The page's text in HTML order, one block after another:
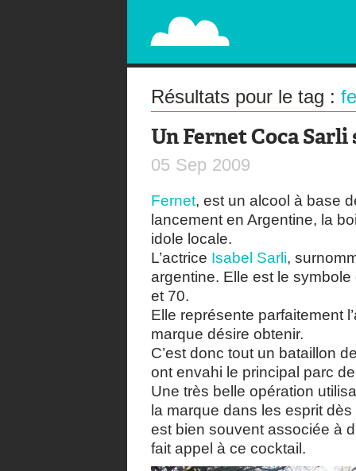
PAPERPLANE
STREET, AMBIENT, GUÉRILLA MARKETING
Résultats pour le tag :
Un Fernet Coca Sarli
05 Sep 2009
Fernet, est un alcool à base
lancement en Argentine, la
idole locale.
L’actrice Isabel Sarli,
argentine. Elle est le
et 70.
Elle représente parfaitement
marque désire obtenir.
C’est donc tout un bataillon
ont envahi le principal parc
Une très belle opération
la marque dans les esprit
est bien souvent associée à
fait appel à ce cocktail.